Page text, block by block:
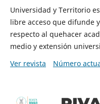
Universidad y Territorio
libre acceso que difunde
respecto al quehacer
medio y extensión
Ver revista
Número